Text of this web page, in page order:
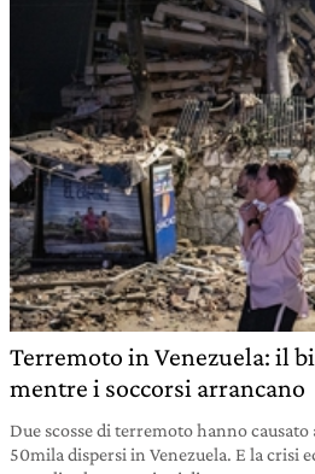
Terremoto in Venezuela: il
mentre i soccorsi arrancano
Due scosse di terremoto hanno
50mila dispersi in Venezuela. E la crisi